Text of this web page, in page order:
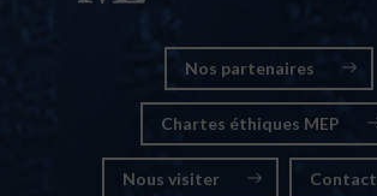
Nos partenaires
Chartes éthiques MEP
Nous visiter Contact